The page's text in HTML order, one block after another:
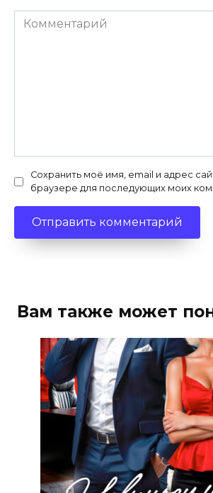
Комментарий
Сохранить моё имя, email и адрес
браузере для последующих моих
Вам также может